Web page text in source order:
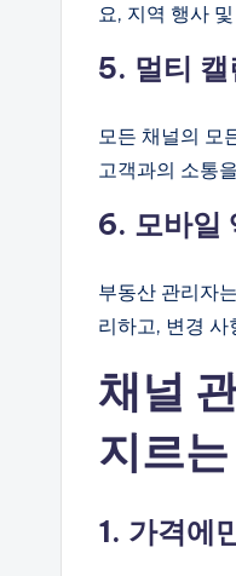
요, 지역 행사
5. 멀티 캘
모든 채널의 모
고객과의 소통
6. 모바일
부동산 관리자
리하고, 변경
채널
지르
1. 가격에